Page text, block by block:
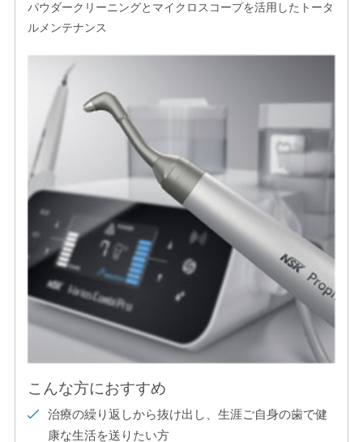
パウダークリーニングとマイクロスコープを活⽤したトータ
ルメンテナンス
こんな方におすすめ
治療の繰り返しから抜け出し、生涯ご自身の歯で健
康な生活を送りたい方